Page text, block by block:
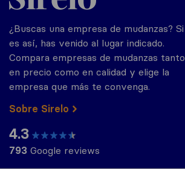
¿Buscas una empresa de mudanzas? Si
es así, has venido al lugar indicado.
Compara empresas de mudanzas tanto
en precio como en calidad y elige la
empresa que más te convenga.
Sobre Sirelo
4.3
793 Google reviews